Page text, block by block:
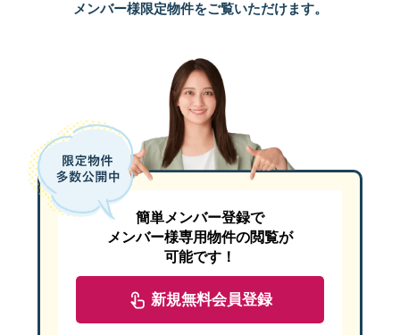
以前のお住まいである賃貸アパートは、住みづらい間取りや生活
SAN+の特徴である高断熱高気密の性能+太陽光発電システムをお
M様： 『予算に合わせて分譲地を紹介していただけたのも良かった
アパート時代に間取へのお悩みがあったM様は、"無駄の無い間取
こちらは洗面と脱衣所を分けることで、プライベートな空間を確保
メンバー様限定物件をご覧いただけます。
簡単メンバー登録で
メンバー様専用物件の閲覧が
可能です！
新規無料会員登録